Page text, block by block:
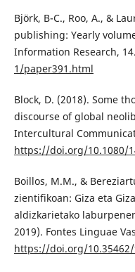
Björk, B-C., Roo, A., &
publishing: Yearly
Information Research, 14.
1/paper391.html
Block, D. (2018). Some
discourse of global
Intercultural
https://doi.org/10.1080/
Boillos, M.M., &
zientifikoan: Giza eta
aldizkarietako
2019). Fontes Linguae
https://doi.org/10.35462/